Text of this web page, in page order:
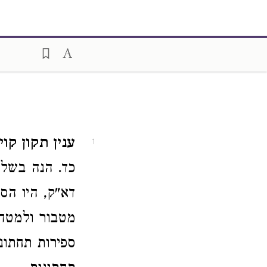
1
ענין תקון
כד. הנה
דא"ק, היו
מטבור
ספירות